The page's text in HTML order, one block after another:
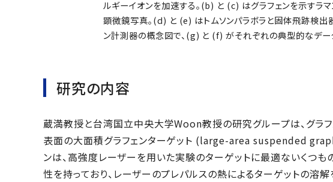
ルギーイオンを加速する。(b) と (c) はグラフェンを示すラ
顕微鏡写真。(d) と (e) はトムソンパラボラと固体飛跡検出
ン計測器の概念図で、(g) と (f) がそれぞれの典型的なデー
研究の内容
蔵満教授と台湾国立中央大学Woon教授の研究グループは、グラ
表面の大面積グラフェンターゲット (large-area suspended
ンは、高強度レーザーを用いた実験のターゲットに最適ないくつ
性を持っており、レーザーのプレパルスの熱によるターゲットの溶解